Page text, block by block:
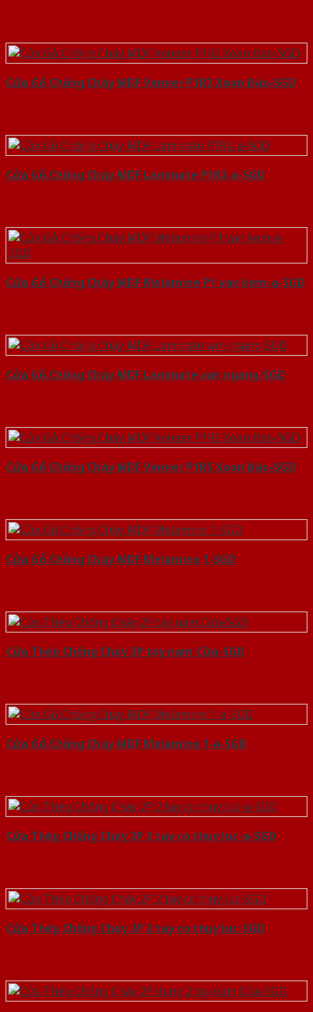
Cửa Gỗ Chống Cháy MDF Veneer P1R2 Xoan Đào-SGD
Cửa Gỗ Chống Cháy MDF Laminate P1R2-a-SGD
Cửa Gỗ Chống Cháy MDF Melamine P1 van kem-a-SGD
Cửa Gỗ Chống Cháy MDF Laminate van ngang-SGD
Cửa Gỗ Chống Cháy MDF Veneer P1R5 Xoan Đào-SGD
Cửa Gỗ Chống Cháy MDF Melamine 1-SGD
Cửa Thép Chống Cháy 2P tay nam Cửa-SGD
Cửa Gỗ Chống Cháy MDF Melamine 1-a-SGD
Cửa Thép Chống Cháy 2P 2 tay co thuy luc-a-SGD
Cửa Thép Chống Cháy 2P 2 tay co thuy luc-SGD